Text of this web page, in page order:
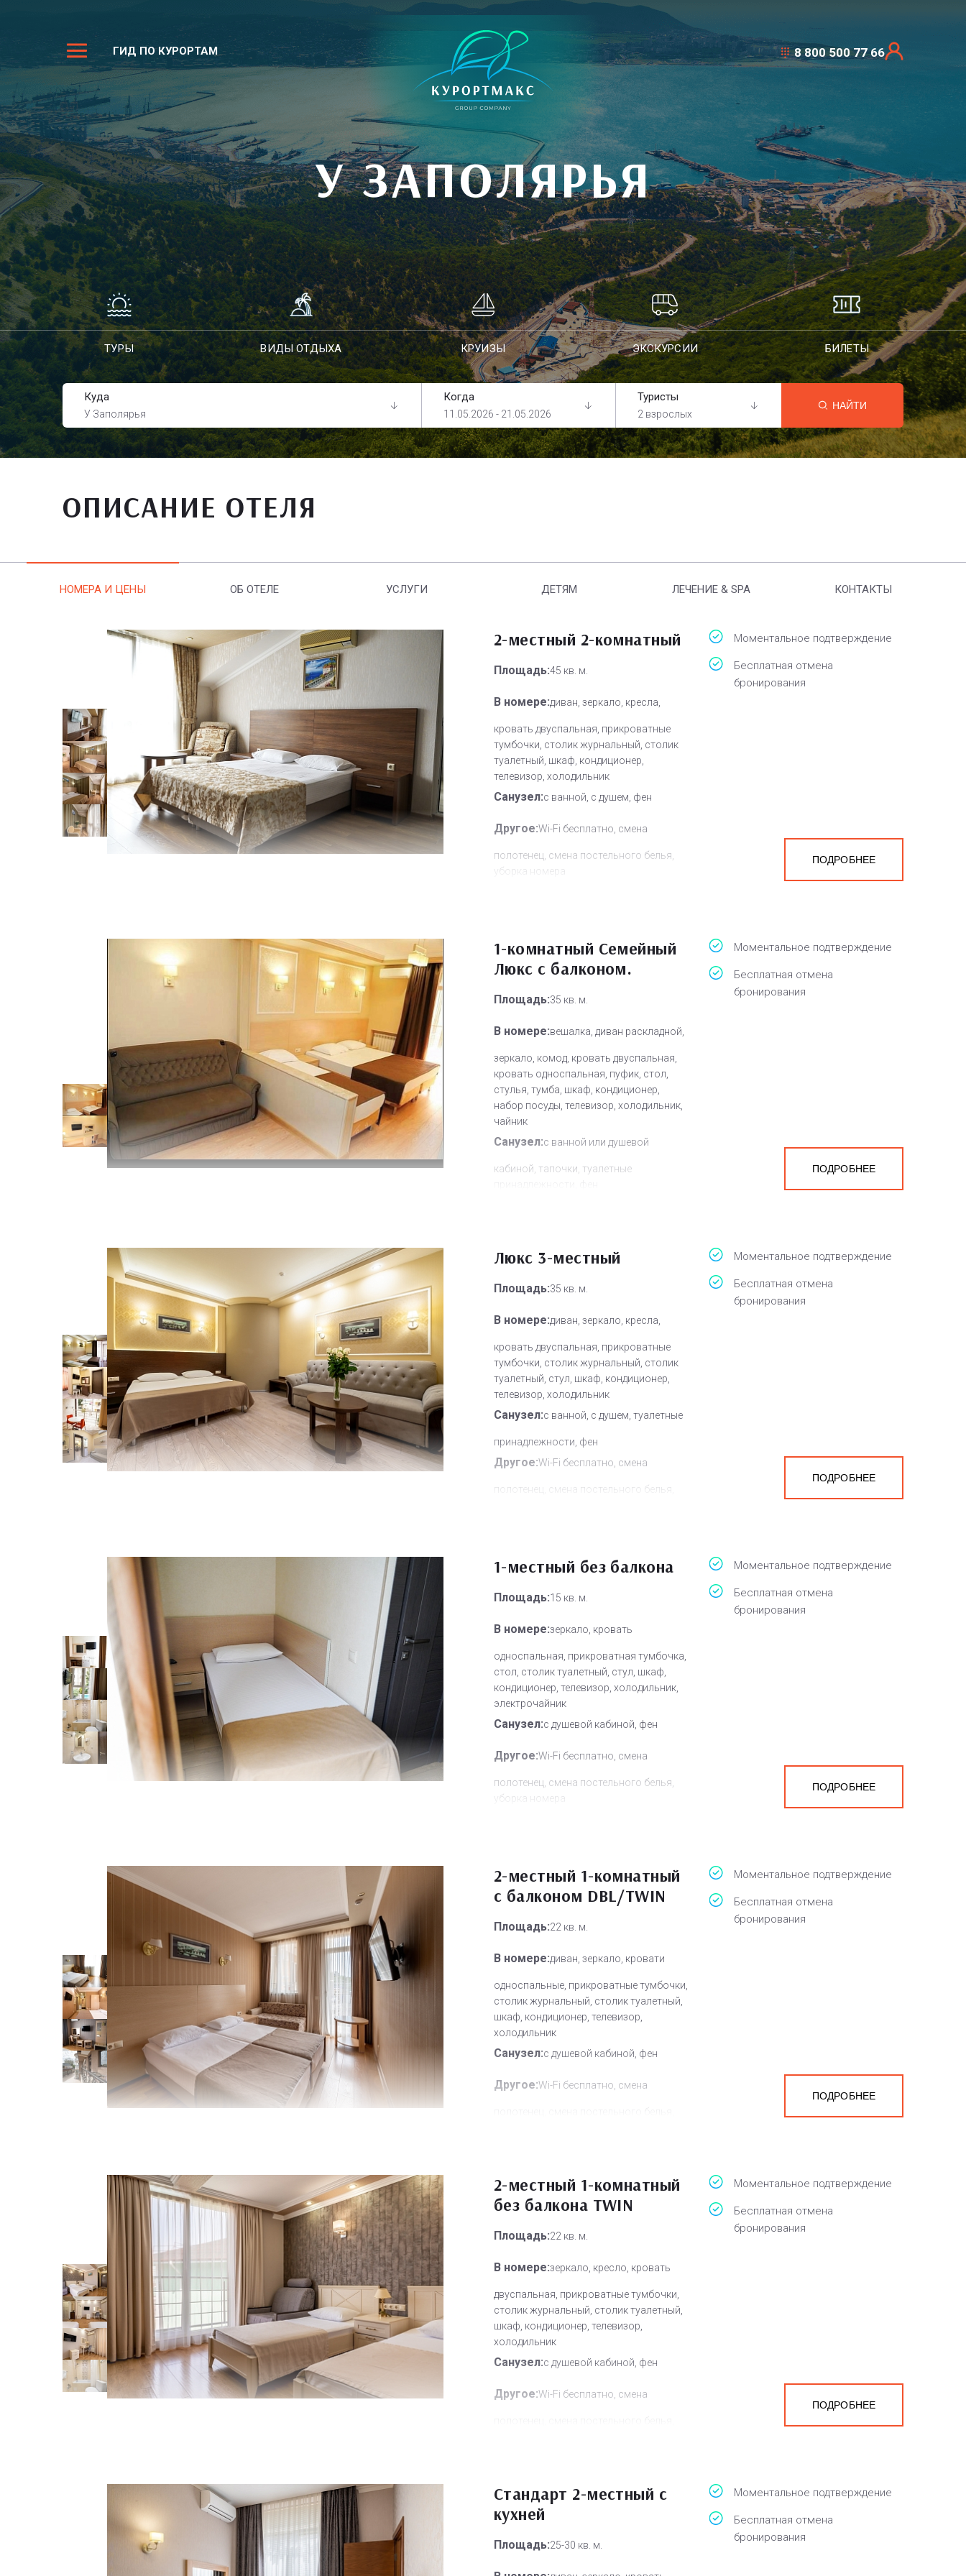
ГИД ПО КУРОРТАМ 8 800 500 77 66
У ЗАПОЛЯРЬЯ
ТУРЫ ВИДЫ ОТДЫХА КРУИЗЫ ЭКСКУРСИИ БИЛЕТЫ
Куда
У Заполярья
Когда
11.05.2026 - 21.05.2026
Туристы
2 взрослых
НАЙТИ
ОПИСАНИЕ ОТЕЛЯ
НОМЕРА И ЦЕНЫ ОБ ОТЕЛЕ УСЛУГИ ДЕТЯМ ЛЕЧЕНИЕ & SPA КОНТАКТЫ
2-местный 2-комнатный
Площадь:45 кв. м.
В номере:диван, зеркало, кресла,
кровать двуспальная, прикроватные
тумбочки, столик журнальный, столик
туалетный, шкаф, кондиционер,
телевизор, холодильник
Санузел:с ванной, с душем, фен
Другое:Wi-Fi бесплатно, смена
полотенец, смена постельного белья,
уборка номера
Моментальное подтверждение
Бесплатная отмена
бронирования
ПОДРОБНЕЕ
1-комнатный Семейный
Люкс с балконом.
Площадь:35 кв. м.
В номере:вешалка, диван раскладной,
зеркало, комод, кровать двуспальная,
кровать односпальная, пуфик, стол,
стулья, тумба, шкаф, кондиционер,
набор посуды, телевизор, холодильник,
чайник
Санузел:с ванной или душевой
кабиной, тапочки, туалетные
Дополнительное место:
Моментальное подтверждение
Бесплатная отмена
бронирования
ПОДРОБНЕЕ
Люкс 3-местный
Площадь:35 кв. м.
В номере:диван, зеркало, кресла,
кровать двуспальная, прикроватные
тумбочки, столик журнальный, столик
туалетный, стул, шкаф, кондиционер,
телевизор, холодильник
Санузел:с ванной, с душем, туалетные
принадлежности, фен
Другое:Wi-Fi бесплатно, смена
полотенец, смена постельного белья,
Моментальное подтверждение
Бесплатная отмена
бронирования
ПОДРОБНЕЕ
1-местный без балкона
Площадь:15 кв. м.
В номере:зеркало, кровать
односпальная, прикроватная тумбочка,
стол, столик туалетный, стул, шкаф,
кондиционер, телевизор, холодильник,
электрочайник
Санузел:с душевой кабиной, фен
Другое:Wi-Fi бесплатно, смена
полотенец, смена постельного белья,
уборка номера
Моментальное подтверждение
Бесплатная отмена
бронирования
ПОДРОБНЕЕ
2-местный 1-комнатный
с балконом DBL/TWIN
Площадь:22 кв. м.
В номере:диван, зеркало, кровати
односпальные, прикроватные тумбочки,
столик журнальный, столик туалетный,
шкаф, кондиционер, телевизор,
холодильник
Санузел:с душевой кабиной, фен
Другое:Wi-Fi бесплатно, смена
Моментальное подтверждение
Бесплатная отмена
бронирования
ПОДРОБНЕЕ
2-местный 1-комнатный
без балкона TWIN
Площадь:22 кв. м.
В номере:зеркало, кресло, кровать
двуспальная, прикроватные тумбочки,
столик журнальный, столик туалетный,
шкаф, кондиционер, телевизор,
холодильник
Санузел:с душевой кабиной, фен
Другое:Wi-Fi бесплатно, смена
Моментальное подтверждение
Бесплатная отмена
бронирования
ПОДРОБНЕЕ
Стандарт 2-местный с
кухней
Площадь:25-30 кв. м.
Моментальное подтверждение
Бесплатная отмена
бронирования